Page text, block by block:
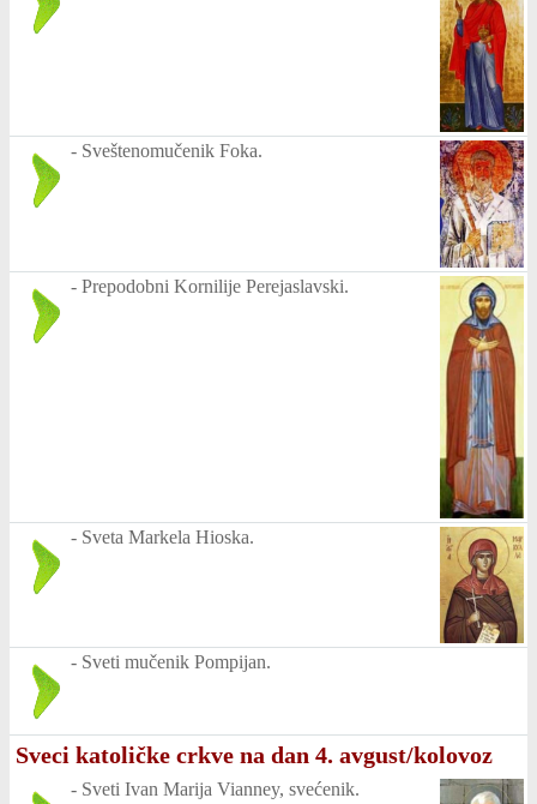
- Sveštenomučenik Foka.
- Prepodobni Kornilije Perejaslavski.
- Sveta Markela Hioska.
- Sveti mučenik Pompijan.
Sveci katoličke crkve na dan 4. avgust/kolovoz
- Sveti Ivan Marija Vianney, svećenik.